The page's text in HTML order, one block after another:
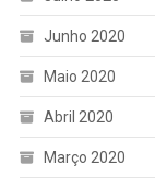
Junho 2020
Maio 2020
Abril 2020
Março 2020